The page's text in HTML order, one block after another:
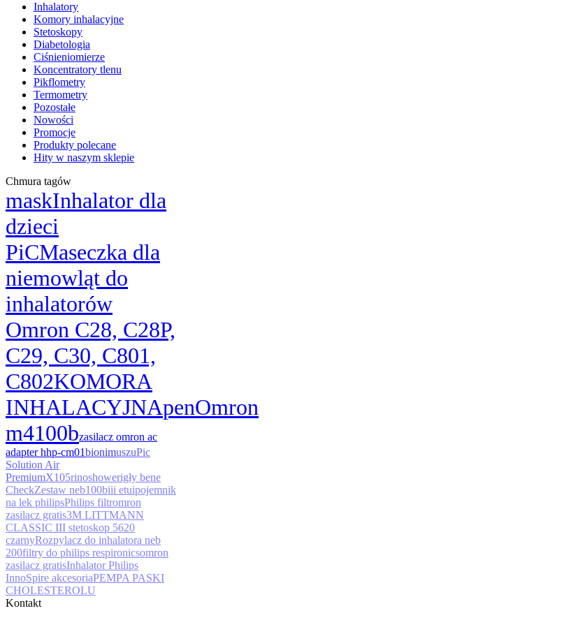
Inhalatory
Komory inhalacyjne
Stetoskopy
Diabetologia
Ciśnieniomierze
Koncentratory tlenu
Pikflometry
Termometry
Pozostałe
Nowości
Promocje
Produkty polecane
Hity w naszym sklepie
Chmura tagów
maskInhalator dla
dzieci
PiCMaseczka dla
niemowląt do
inhalatorów
Omron C28, C28P,
C29, C30, C801,
C802KOMORA
INHALACYJNApenOmron
m4100bzasilacz omron ac
adapter hhp-cm01bionimuszuPic
Solution Air
PremiumX105rinoshowerigły bene
CheckZestaw neb100biii etuipojemnik
na lek philipsPhilips filtromron
zasilacz gratis3M LITTMANN
CLASSIC III stetoskop 5620
czarnyRozpylacz do inhalatora neb
200filtry do philips respironicsomron
zasilacz gratisInhalator Philips
InnoSpire akcesoriaPEMPA PASKI
CHOLESTEROLU
Kontakt